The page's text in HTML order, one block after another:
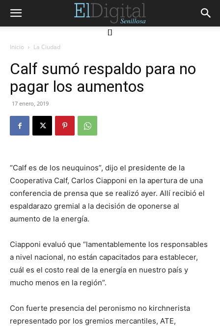
[]
Inicio La Ciudad
Calf sumó respaldo para no
pagar los aumentos
17 enero, 2019
“Calf es de los neuquinos”, dijo el presidente de la
Cooperativa Calf, Carlos Ciapponi en la apertura de una
conferencia de prensa que se realizó ayer. Allí recibió el
espaldarazo gremial a la decisión de oponerse al
aumento de la energía.
Ciapponi evaluó que “lamentablemente los responsables
a nivel nacional, no están capacitados para establecer,
cuál es el costo real de la energía en nuestro país y
mucho menos en la región”.
Con fuerte presencia del peronismo no kirchnerista
representado por los gremios mercantiles, ATE,